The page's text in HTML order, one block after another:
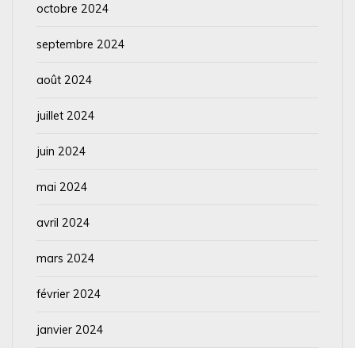
octobre 2024
septembre 2024
août 2024
juillet 2024
juin 2024
mai 2024
avril 2024
mars 2024
février 2024
janvier 2024